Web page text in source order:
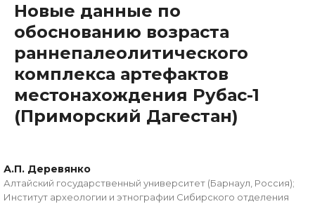
Новые данные по
обоснованию возраста
раннепалеолитического
комплекса артефактов
местонахождения Рубас-1
(Приморский Дагестан)
А.П. Деревянко
Алтайский государственный университет (Барнаул, Россия);
Институт археологии и этнографии Сибирского отделения